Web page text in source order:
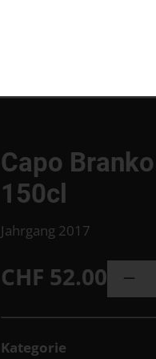
Capo
150cl
Jahrgang 2017
CHF 52.00
Kategorie